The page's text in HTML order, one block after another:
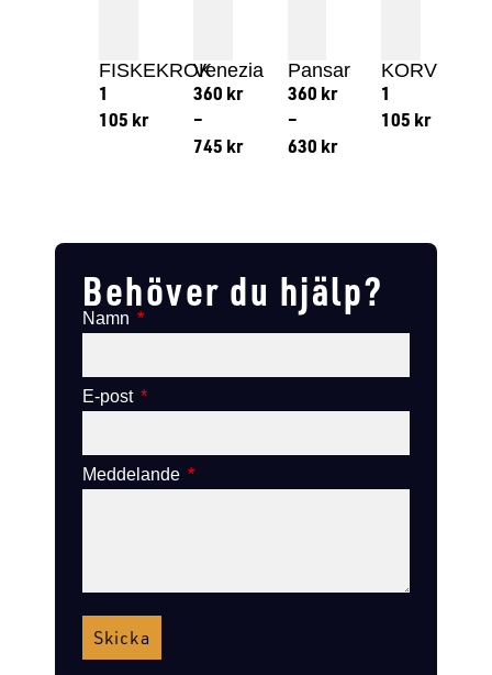
FISKEKROK
1
105 kr
Venezia
360 kr
–
745 kr
Pansar
360 kr
–
630 kr
KORV
1
105 kr
Behöver du hjälp?
Namn
E-post
Meddelande
Skicka